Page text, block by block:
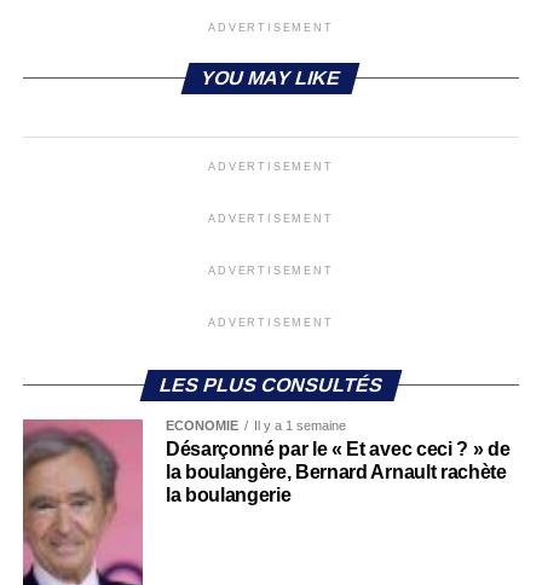
ADVERTISEMENT
YOU MAY LIKE
ADVERTISEMENT
ADVERTISEMENT
ADVERTISEMENT
ADVERTISEMENT
LES PLUS CONSULTÉS
ECONOMIE Il y a 1 semaine
Désarçonné par le « Et avec ceci ? » de
la boulangère, Bernard Arnault rachète
la boulangerie